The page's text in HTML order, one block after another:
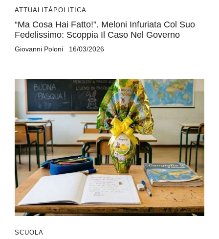
ATTUALITÀ POLITICA
“Ma Cosa Hai Fatto!”. Meloni Infuriata Col Suo
Fedelissimo: Scoppia Il Caso Nel Governo
Giovanni Poloni 16/03/2026
SCUOLA